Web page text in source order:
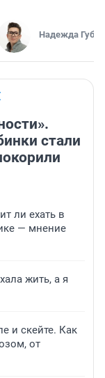
Надежда
стали
ли ехать в
— мнение
жить, а я
и скейте. Как
от